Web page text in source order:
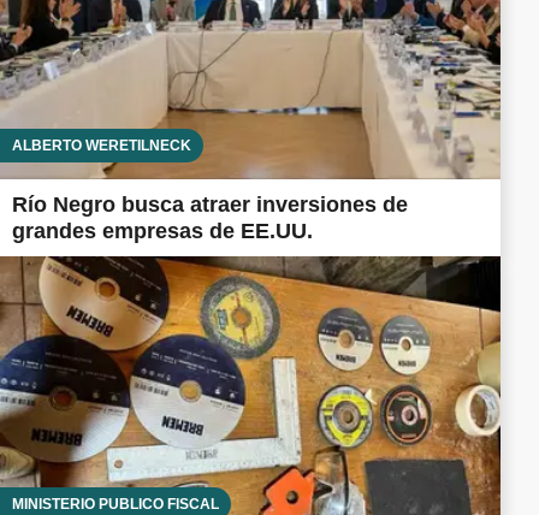
ALBERTO WERETILNECK
Río Negro busca atraer inversiones de
grandes empresas de EE.UU.
MINISTERIO PÚBLICO FISCAL